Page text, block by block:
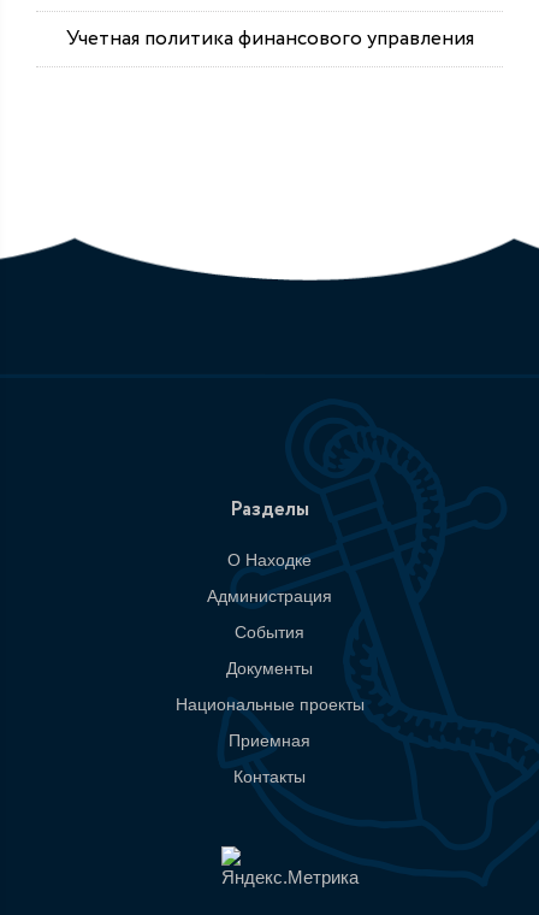
Учетная политика финансового управления
Разделы
О Находке
Администрация
События
Документы
Национальные проекты
Приемная
Контакты